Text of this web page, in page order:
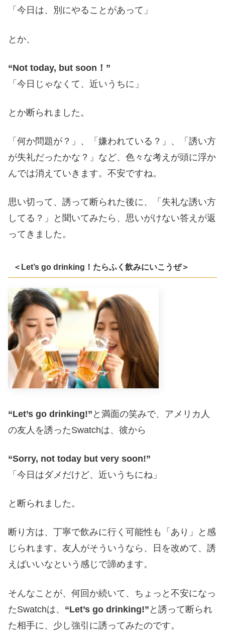
「今日は、別にやることがあって」
とか、
“Not today, but soon！”
「今日じゃなくて、近いうちに」
とか断られました。
「何か問題が？」、「嫌われている？」、「誘い方
が失礼だったかな？」など、色々な考えが頭に浮か
んでは消えていきます。不安ですね。
思い切って、誘って断られた後に、「失礼な誘い方
してる？」と聞いてみたら、思いがけない答えが返
ってきました。
＜Let’s go drinking！たらふく飲みにいこうぜ＞
“Let’s go drinking!” と満面の笑みで、アメリカ人
の友人を誘ったSwatchは、彼から
“Sorry, not today but very soon!”
「今日はダメだけど、近いうちにね」
と断られました。
断り方は、丁寧で飲みに行く可能性も「あり」と感
じられます。友人がそういうなら、日を改めて、誘
えばいいなという感じで諦めます。
そんなことが、何回か続いて、ちょっと不安になっ
たSwatchは、 “Let’s go drinking!” と誘って断られ
た相手に、少し強引に誘ってみたのです。